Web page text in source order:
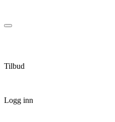
Tilbud
Logg inn